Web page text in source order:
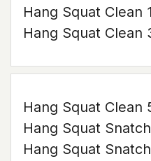
Hang Squat Clean
Hang Squat Clean
Hang Squat Clean
Hang Squat
Hang Squat